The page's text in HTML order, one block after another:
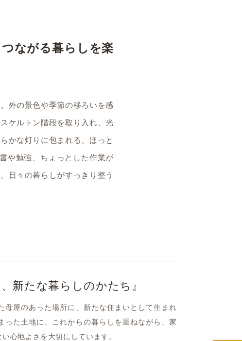
ながる暮らしを楽
外の景色や季節の移ろいを感
ケルトン階段を取り入れ、光
かな灯りに包まれる、ほっと
や勉強、ちょっとした作業が
日々の暮らしがすっきり整う
新たな暮らしのかたち』
母屋のあった場所に、新たな住まいとして生まれ
った土地に、これからの暮らしを重ねながら、家
心地よさを大切にしています。